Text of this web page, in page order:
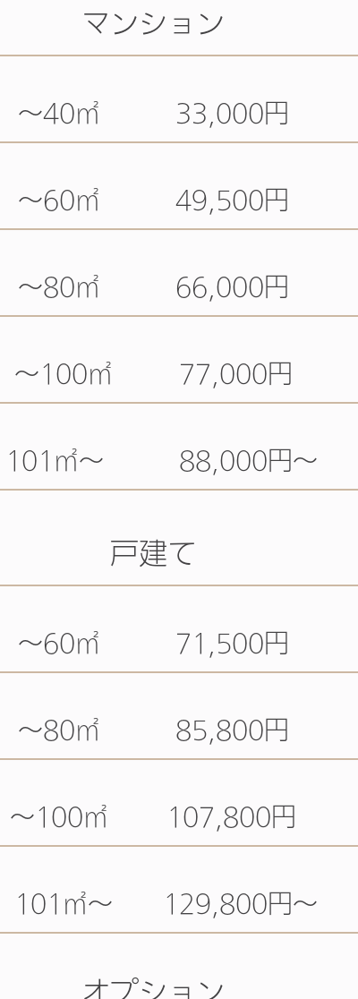
マンション
～40㎡ 33,000円
～60㎡ 49,500円
～80㎡ 66,000円
～100㎡ 77,000円
101㎡～ 88,000円～
戸建て
～60㎡ 71,500円
～80㎡ 85,800円
～100㎡ 107,800円
101㎡～ 129,800円～
オプション